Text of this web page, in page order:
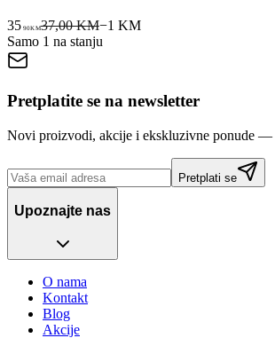
35 90KM37,00 KM−1 KM
Samo 1 na stanju
Pretplatite se na newsletter
Novi proizvodi, akcije i ekskluzivne ponude —
Pretplati se
Upoznajte nas
O nama
Kontakt
Blog
Akcije